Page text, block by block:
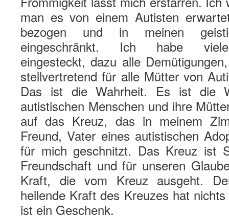
man es von einem Autisten
bezogen und in meinen
eingeschränkt. Ich habe viele
eingesteckt, dazu alle
stellvertretend für alle Mütter von
Das ist die Wahrheit. Es ist die
autistischen Menschen und ihre
auf das Kreuz, das in meinem
Freund, Vater eines autistischen
für mich geschnitzt. Das Kreuz ist
Freundschaft und für unseren
Kraft, die vom Kreuz ausgeht.
heilende Kraft des Kreuzes hat
ist ein Geschenk.